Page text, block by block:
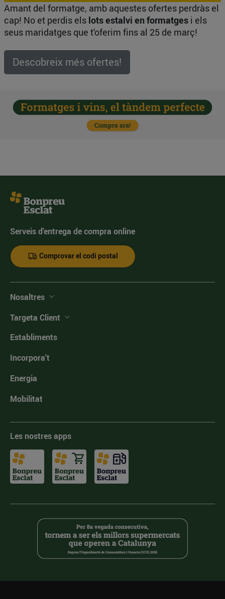
Amant del formatge, amb aquestes ofertes perdràs el
cap! No et perdis els lots estalvi en formatges i els
seus maridatges que t'oferim fins al 25 de març!
Descobreix més ofertes!
Serveis d'entrega de compra online
Comprovar el codi postal
Nosaltres
Targeta Client
Establiments
Incorpora't
Energia
Mobilitat
Les nostres apps